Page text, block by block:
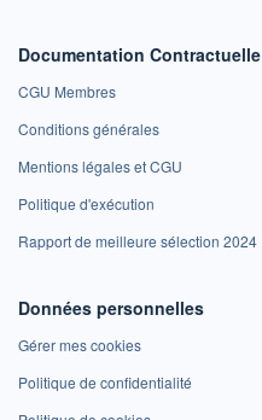
Documentation Contractuelle
CGU Membres
Conditions générales
Mentions légales et CGU
Politique d'exécution
Rapport de meilleure sélection 2024
Données personnelles
Gérer mes cookies
Politique de confidentialité